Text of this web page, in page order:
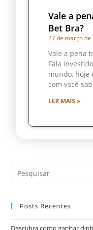
Vale a
Bet Bra?
27 de março
Vale a pena
Fala
mundo, hoje
com você
LER MAIS »
Posts Recentes
Descubra como ganhar